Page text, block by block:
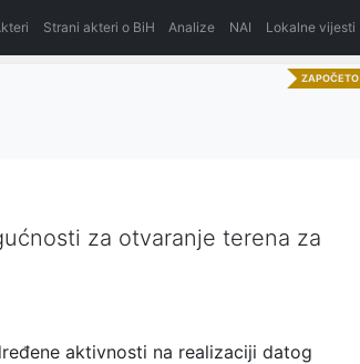
Strani akteri o BiH Analize NAI Lokalne vijesti
ZAPOČETO
za otvaranje terena za
aktivnosti na realizaciji datog